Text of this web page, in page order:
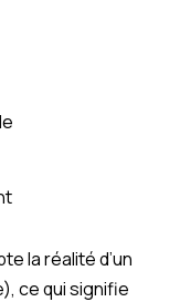
la réalité d’un
ce qui signifie